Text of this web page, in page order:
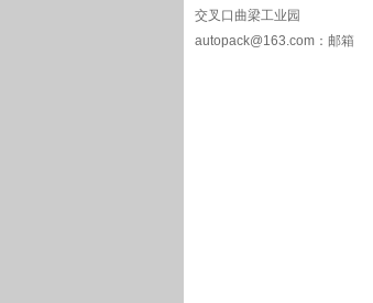
交叉口曲梁工业园
autopack@163.com ：邮箱